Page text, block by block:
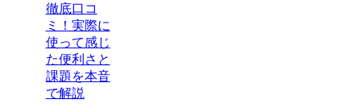
徹底口コ
ミ！実際に
使って感じ
た便利さと
課題を本音
で解説